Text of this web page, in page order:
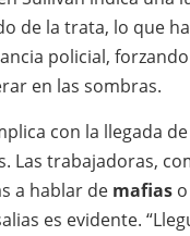
de la trata, lo que
policial,
en las sombras.
con la llegada
Las trabajadoras,
a hablar de mafias
es evidente.